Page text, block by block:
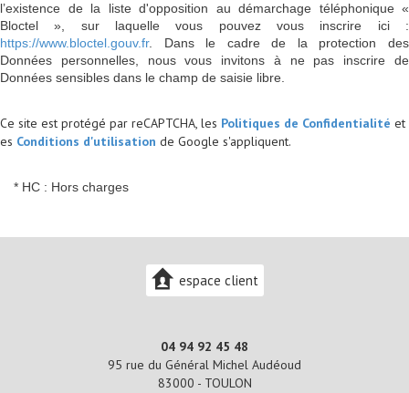
l’existence de la liste d'opposition au démarchage téléphonique «
Bloctel », sur laquelle vous pouvez vous inscrire ici :
https://www.bloctel.gouv.fr. Dans le cadre de la protection des
Données personnelles, nous vous invitons à ne pas inscrire de
Données sensibles dans le champ de saisie libre.
Ce site est protégé par reCAPTCHA, les Politiques de Confidentialité et
es Conditions d'utilisation de Google s'appliquent.
* HC : Hors charges
espace client
04 94 92 45 48
95 rue du Général Michel Audéoud
83000 - TOULON